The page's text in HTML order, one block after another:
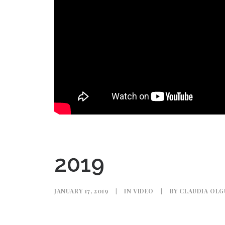
2019
JANUARY 17, 2019 | INVIDEO | BY CLAUDIA